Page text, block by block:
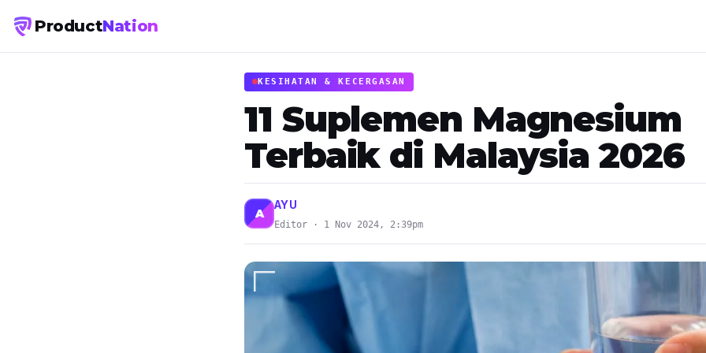
ProductNation
KESIHATAN & KECERGASAN
11 Suplemen Magnesium
Terbaik di Malaysia 2026
A
AYU
Editor · 1 Nov 2024, 2:39pm